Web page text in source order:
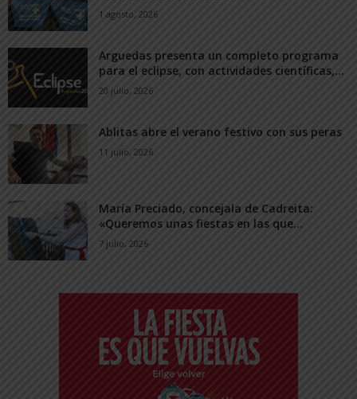
1 agosto, 2026
Arguedas presenta un completo programa
para el eclipse, con actividades científicas,...
20 julio, 2026
Ablitas abre el verano festivo con sus peras
11 julio, 2026
María Preciado, concejala de Cadreita:
«Queremos unas fiestas en las que...
7 julio, 2026